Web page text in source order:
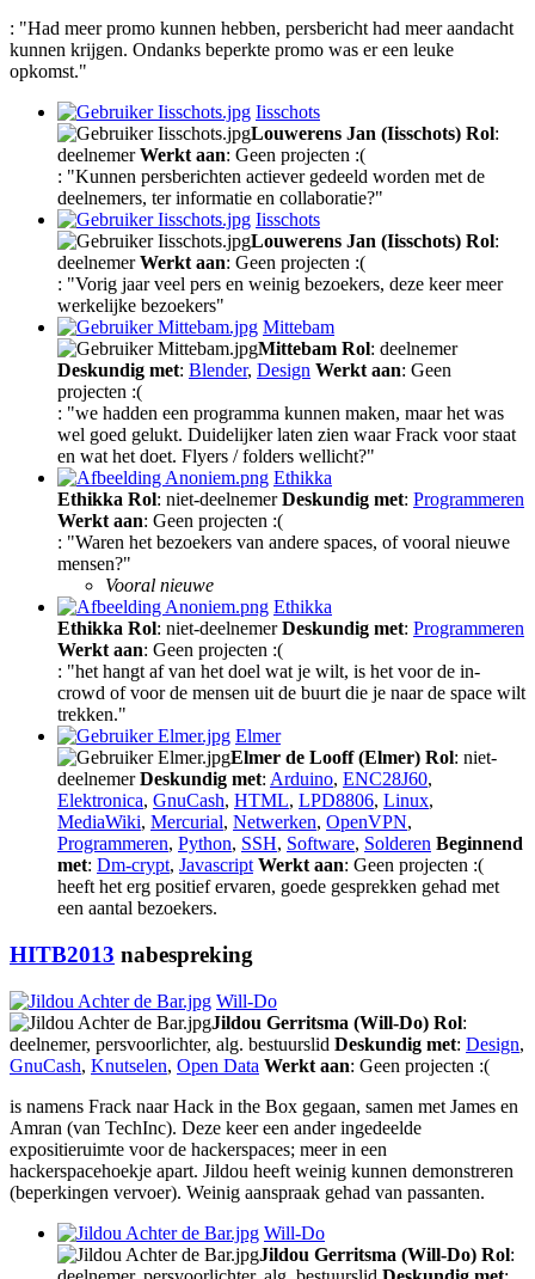
: "Had meer promo kunnen hebben, persbericht had meer aandacht
kunnen krijgen. Ondanks beperkte promo was er een leuke
opkomst."
Iisschots
Louwerens Jan (Iisschots) Rol:
deelnemerWerkt aan: Geen projecten :(
: "Kunnen persberichten actiever gedeeld worden met de
deelnemers, ter informatie en collaboratie?"
Iisschots
Louwerens Jan (Iisschots) Rol:
deelnemerWerkt aan: Geen projecten :(
: "Vorig jaar veel pers en weinig bezoekers, deze keer meer
werkelijke bezoekers"
Mittebam
Mittebam Rol: deelnemer
Deskundig met: Blender, Design Werkt aan: Geen
projecten :(
: "we hadden een programma kunnen maken, maar het was
wel goed gelukt. Duidelijker laten zien waar Frack voor staat
en wat het doet. Flyers / folders wellicht?"
Ethikka
Ethikka Rol: niet-deelnemerDeskundig met: Programmeren
Werkt aan: Geen projecten :(
: "Waren het bezoekers van andere spaces, of vooral nieuwe
mensen?"
Vooral nieuwe
Ethikka
Ethikka Rol: niet-deelnemerDeskundig met: Programmeren
Werkt aan: Geen projecten :(
: "het hangt af van het doel wat je wilt, is het voor de in-
crowd of voor de mensen uit de buurt die je naar de space wilt
trekken."
Elmer
Elmer de Looff (Elmer) Rol: niet-
deelnemerDeskundig met: Arduino, ENC28J60,
Elektronica, GnuCash, HTML, LPD8806, Linux,
MediaWiki, Mercurial, Netwerken, OpenVPN,
Programmeren, Python, SSH, Software, Solderen Beginnend
met: Dm-crypt, Javascript Werkt aan: Geen projecten :(
heeft het erg positief ervaren, goede gesprekken gehad met
een aantal bezoekers.
HITB2013 nabespreking
Will-Do
Jildou Gerritsma (Will-Do) Rol:
deelnemer, persvoorlichter, alg. bestuurslid Deskundig met: Design,
GnuCash, Knutselen, Open Data Werkt aan: Geen projecten :(
is namens Frack naar Hack in the Box gegaan, samen met James en
Amran (van TechInc). Deze keer een ander ingedeelde
expositieruimte voor de hackerspaces; meer in een
hackerspacehoekje apart. Jildou heeft weinig kunnen demonstreren
(beperkingen vervoer). Weinig aanspraak gehad van passanten.
Will-Do
Jildou Gerritsma (Will-Do) Rol: